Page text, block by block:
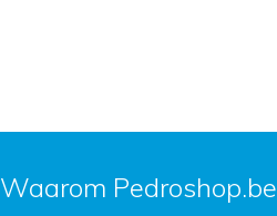
Waarom Pedroshop.be